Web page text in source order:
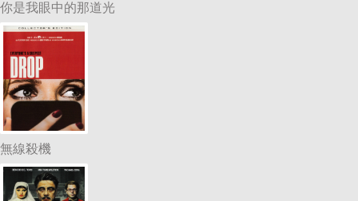
你是我眼中的那道光
無線殺機